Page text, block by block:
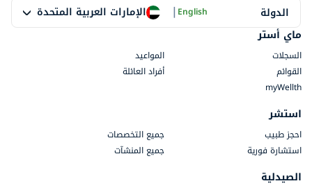
الدولة الإمارات العربية المتحدة |English
ماي أستر
السجلات
المواعيد
القوائم
أفراد العائلة
myWellth
استشر
احجز طبيب
جميع التخصصات
استشارة فورية
جميع المنشآت
الصيدلية